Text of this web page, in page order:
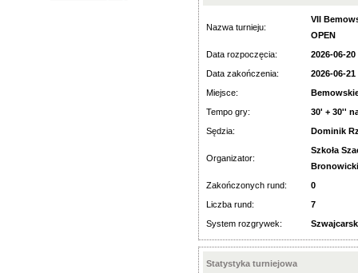
Nazwa turnieju:
VII
OPEN
Data rozpoczęcia:
2026-06-20
Data zakończenia:
2026-06-21
Miejsce:
Tempo gry:
30' + 30''
Sędzia:
Dominik
Organizator:
Szkoła
Zakończonych rund:
0
Liczba rund:
7
System rozgrywek:
Statystyka turniejowa